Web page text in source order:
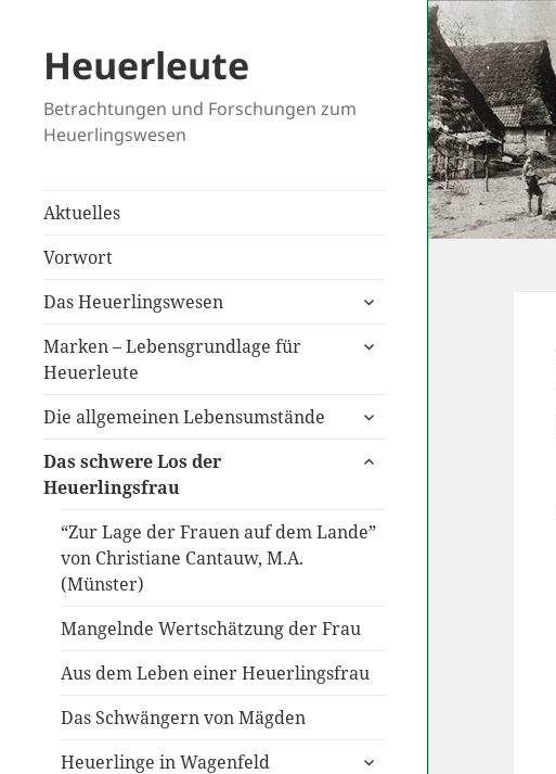
Heuerleute
Betrachtungen und Forschungen zum
Heuerlingswesen
Aktuelles
Vorwort
Das Heuerlingswesen
untermenü
Marken – Lebensgrundlage für
Heuerleute
untermenü
Die allgemeinen Lebensumstände
untermenü
Das schwere Los der
Heuerlingsfrau
untermenü
“Zur Lage der Frauen auf dem Lande”
von Christiane Cantauw, M.A.
(Münster)
Mangelnde Wertschätzung der Frau
Aus dem Leben einer Heuerlingsfrau
Das Schwängern von Mägden
Heuerlinge in Wagenfeld
untermenü